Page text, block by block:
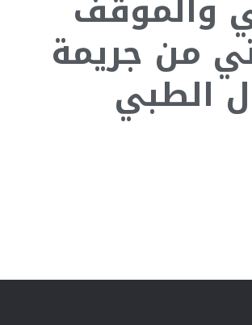
من جريمة
الطبي